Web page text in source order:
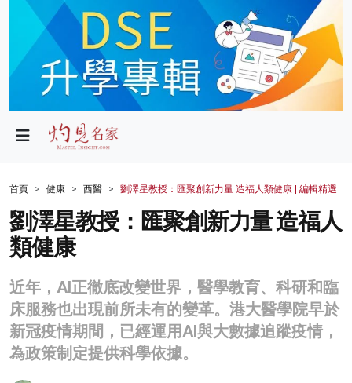
政局
財經
生活
健康
商業
科技
影片
首頁 健康 西醫 劉澤星教授：匯聚創新力量 造福人類健康 | 編輯精選
劉澤星教授：匯聚創新力量 造福人
類健康
近年，AI正徹底改變世界，醫學教育、科研和臨
床服務也出現前所未有的變革。港大醫學院早於
新冠疫情期間，已經運用AI與大數據追蹤疫情，
為政策制定提供科學依據。